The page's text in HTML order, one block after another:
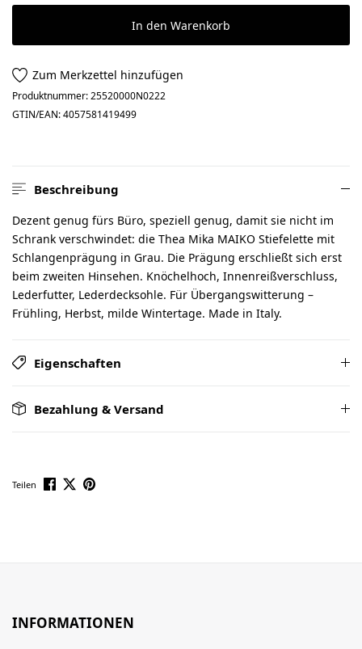
In den Warenkorb
Zum Merkzettel hinzufügen
Produktnummer:25520000N0222
GTIN/EAN:4057581419499
Beschreibung
Dezent genug fürs Büro, speziell genug, damit sie nicht im
Schrank verschwindet: die Thea Mika MAIKO Stiefelette mit
Schlangenprägung in Grau. Die Prägung erschließt sich erst
beim zweiten Hinsehen. Knöchelhoch, Innenreißverschluss,
Lederfutter, Lederdecksohle. Für Übergangswitterung –
Frühling, Herbst, milde Wintertage. Made in Italy.
Eigenschaften
Bezahlung & Versand
Teilen
INFORMATIONEN